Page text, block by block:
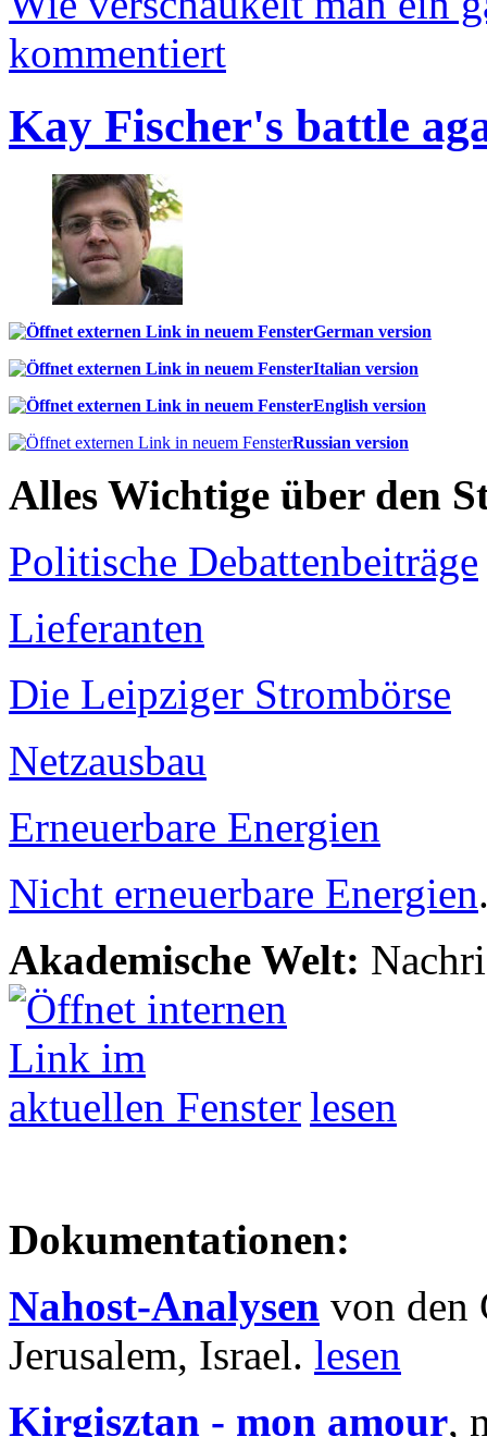
kommentiert
Kay Fischer's battle
German version
Italian version
English version
Russian version
Alles Wichtige über den
Politische Debattenbeiträge
Lieferanten
Die Leipziger Strombörse
Netzausbau
Erneuerbare Energien
Nicht erneuerbare Energien
Akademische Welt:
lesen
Dokumentationen:
Nahost-Analysen von den
Jerusalem, Israel. lesen
Kirgisztan - mon amour,